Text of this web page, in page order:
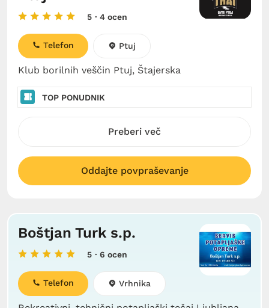
5 · 4 ocen
Klub borilnih veščin Ptuj, Štajerska
Telefon Ptuj
TOP PONUDNIK
Preberi več
Oddajte povpraševanje
Boštjan Turk s.p.
5 · 6 ocen
Telefon Vrhnika